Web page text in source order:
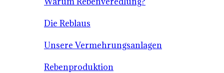
Die Reblaus
Unsere Vermehrungsanlagen
Rebenproduktion